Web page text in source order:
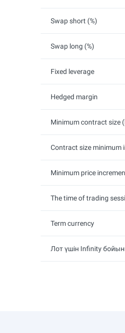
Swap short (%)
Swap long (%)
Fixed leverage
Hedged margin
Minimum contract size
Contract size minimum
Minimum price
The time of trading
Term currency
Лот үшін Infinity